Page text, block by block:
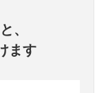
、
ます